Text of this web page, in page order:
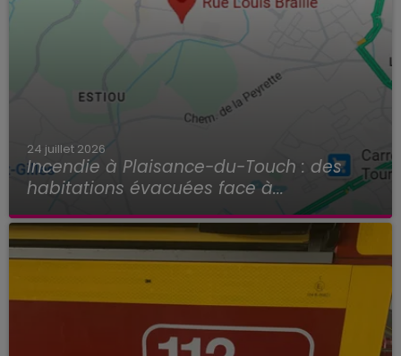
24 juillet 2026
Incendie à Plaisance-du-Touch : des
habitations évacuées face à...